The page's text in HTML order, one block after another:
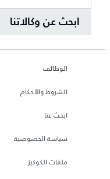
ابحث عن وكالاتنا
الوظائف
الشروط والأحكام
ابحث عنا
سياسة الخصوصية
ملفات الكوكيز